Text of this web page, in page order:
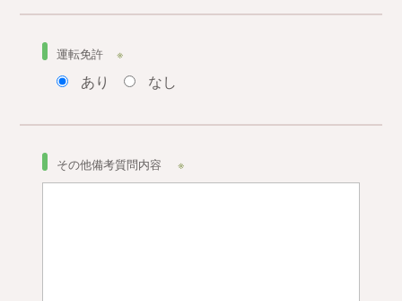
運転免許 ※
あり なし
その他備考質問内容 ※